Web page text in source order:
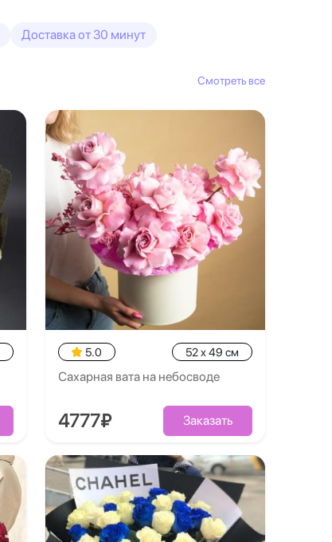
Доставка от 30 минут
Смотреть все
5.0 52 x 49 см
Сахарная вата на небосводе
4777₽ Заказать